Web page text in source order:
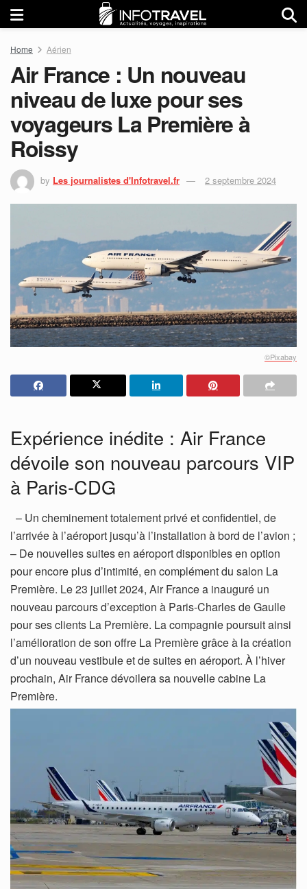
Home Aérien
Air France : Un nouveau
niveau de luxe pour ses
voyageurs La Première à
Roissy
by Les journalistes d'Infotravel.fr 2 septembre 2024
©Pixabay
Expérience inédite : Air France
dévoile son nouveau parcours VIP
à Paris-CDG
– Un cheminement totalement privé et confidentiel, de
l’arrivée à l’aéroport jusqu’à l’installation à bord de l’avion ;
– De nouvelles suites en aéroport disponibles en option
pour encore plus d’intimité, en complément du salon La
Première. Le 23 juillet 2024, Air France a inauguré un
nouveau parcours d’exception à Paris-Charles de Gaulle
pour ses clients La Première. La compagnie poursuit ainsi
l’amélioration de son offre La Première grâce à la création
d’un nouveau vestibule et de suites en aéroport. À l’hiver
prochain, Air France dévoilera sa nouvelle cabine La
Première.